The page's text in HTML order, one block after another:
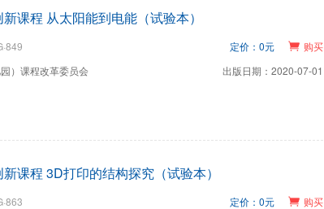
课程 从太阳能到电能（试验本）
购买
定价：0元
）课程改革委员会
出版日期：2020-07-01
课程 3D打印的结构探究（试验本）
购买
定价：0元